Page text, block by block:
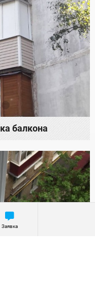
балкона
Заявка